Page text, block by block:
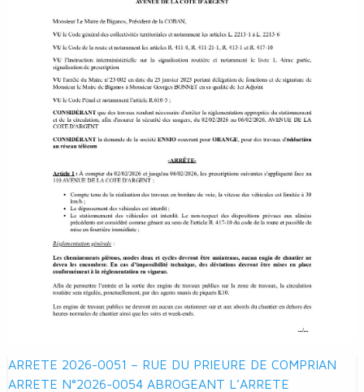
Navigation
ARRETE 2026-0051 – RUE DU PRIEURE DE COMPRIAN
ARRETE N°2026-0054 ABROGEANT L’ARRETE